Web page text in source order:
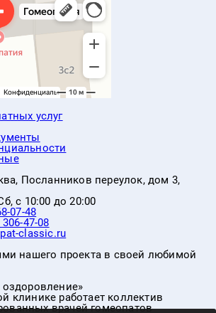
услуг
Посланников переулок, дом 3,
с 10:00 до 20:00
07-48
47-08
classic.ru
нашего проекта в своей любимой
клинике работает коллектив
врачей гомеопатов